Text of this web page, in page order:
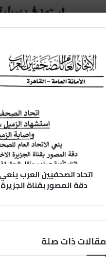
اتحاد الصحفيين العرب
دقة المصور بقناة
مقالات ذات صلة